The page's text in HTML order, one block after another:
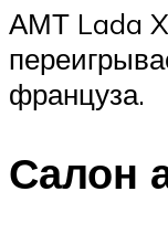
АМТ Lada
француза.
Салон